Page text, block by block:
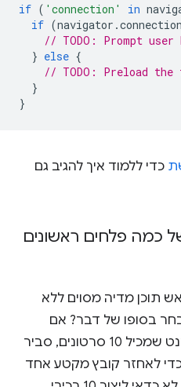
if ('connection' in
if (navigator.
// TODO: Prompt
} else
// TODO: Preload
ללמוד איך להגיב גם
פלחים ראשונים
מדיה מסוים ללא
בסופו של דבר? אם
המשתמש נמצא בדף אינטרנט שמכיל 10 סרטונים, סביר
לאחזר קובץ מקטע אחד